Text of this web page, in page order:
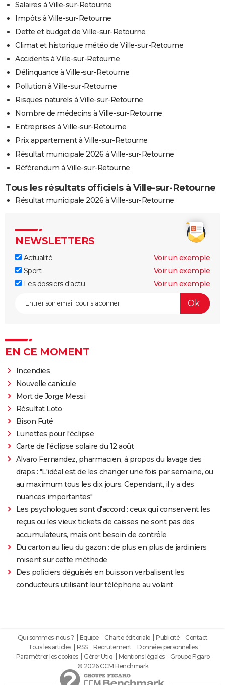
Salaires à Ville-sur-Retourne
Impôts à Ville-sur-Retourne
Dette et budget de Ville-sur-Retourne
Climat et historique météo de Ville-sur-Retourne
Accidents à Ville-sur-Retourne
Délinquance à Ville-sur-Retourne
Pollution à Ville-sur-Retourne
Risques naturels à Ville-sur-Retourne
Nombre de médecins à Ville-sur-Retourne
Entreprises à Ville-sur-Retourne
Prix appartement à Ville-sur-Retourne
Résultat municipale 2026 à Ville-sur-Retourne
Référendum à Ville-sur-Retourne
Tous les résultats officiels à Ville-sur-Retourne
Résultat municipale 2026 à Ville-sur-Retourne
NEWSLETTERS
Actualité
Voir un exemple
Sport
Voir un exemple
Les dossiers d'actu
Voir un exemple
EN CE MOMENT
Incendies
Nouvelle canicule
Mort de Jorge Messi
Résultat Loto
Bison Futé
Lunettes pour l'éclipse
Carte de l'éclipse solaire du 12 août
Alvaro Fernandez, pharmacien, à propos du lavage des
draps : "L'idéal est de les changer une fois par semaine, ou
au maximum tous les dix jours. Cependant, il y a des
nuances importantes"
Les psychologues sont d'accord : ceux qui conservent les
reçus ou les vieux tickets de caisses ne sont pas des
accumulateurs, mais ont besoin de contrôle
Du carton au lieu du gazon : de plus en plus de jardiniers
misent sur cette méthode
Des policiers déguisés en buisson verbalisent les
conducteurs utilisant leur téléphone au volant
Qui sommes-nous ? Equipe Charte éditoriale Publicité
Contact
Tous les articles
RSS Recrutement
Données personnelles
Paramétrer les cookies
Gérer Utiq Mentions légales
Groupe Figaro
© 2026 CCM Benchmark